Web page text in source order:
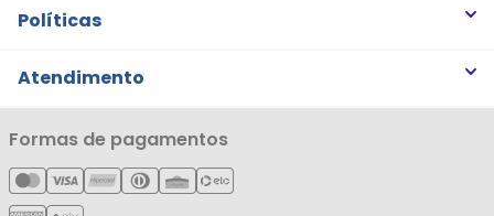
Quem somos
Notícias
Cartão Líderzan
Políticas
Trocas e Devoluções
Política de Privacidade
Política de Entrega
Política de Reembolso
Atendimento
Minha Conta
Meus Pedidos
Meus Favoritos
Formas de pagamentos